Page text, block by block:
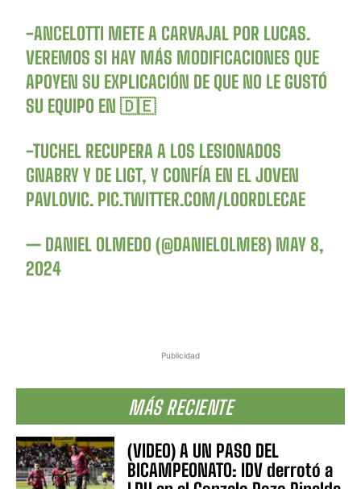
Publicidad
MÁS RECIENTE
(VIDEO) A UN PASO DEL
BICAMPEONATO: IDV derrotó a
-ANCELOTTI METE A CARVAJAL POR LUCAS.
VEREMOS SI HAY MÁS MODIFICACIONES QUE
APOYEN SU EXPLICACIÓN DE QUE NO LE GUSTÓ
SU EQUIPO EN 🇩🇪
-TUCHEL RECUPERA A LOS LESIONADOS
GNABRY Y DE LIGT, Y CONFÍA EN EL JOVEN
PAVLOVIC. PIC.TWITTER.COM/L0ORDLECAE
— DANIEL OLMEDO (@DANIELOLME8) MAY 8,
2024